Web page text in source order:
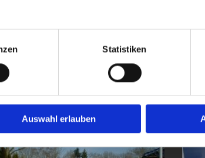
Statistiken
Auswahl erlauben
Vordächer